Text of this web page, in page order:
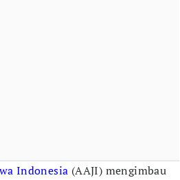
Indonesia (AAJI) mengimbau